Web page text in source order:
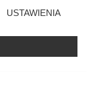
większej
prywatności
Niektóre
takiemu
tylko
USTAWIENIA